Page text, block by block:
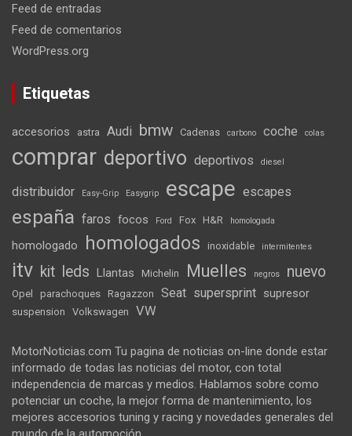
Feed de entradas
Feed de comentarios
WordPress.org
Etiquetas
accesorios astra Audi bmw Cadenas carbono coche colas
comprar deportivo deportivos diesel
distribuidor Easy-Grip Easygrip escape escapes
españa faros focos Ford Fox H&R homologada
homologado homologados inoxidable intermitentes
itv kit leds Llantas Michelin Muelles negros nuevo
Opel parachoques Ragazzon Seat supersprint supresor
suspension Volkswagen VW
MotorNoticias.com Tu pagina de noticias on-line donde estar
informado de todas las noticias del motor, con total
independencia de marcas y medios. Hablamos sobre como
potenciar un coche, la mejor forma de mantenimiento, los
mejores accesorios tuning y racing y novedades generales del